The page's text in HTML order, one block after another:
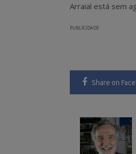
Arraial está sem
PUBLICIDADE
Share on